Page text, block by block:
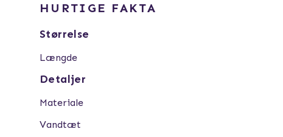
HURTIGE FAKTA
Størrelse
Længde
Detaljer
Materiale
Vandtæt